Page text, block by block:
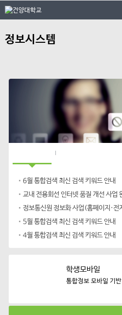
본문 바로가기
대메뉴 바로가기
정보시스템
원
정
템
6월 통합검색 최신 검색 키워드 안내
5월 통합검색 최신 검색 키워드 안내
4월 통합검색 최신 검색 키워드 안내
학생모바일
통합정보 모바일 기반